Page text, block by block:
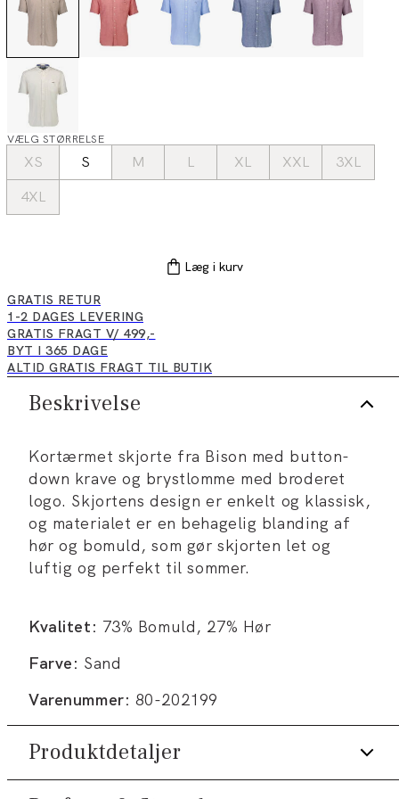
VÆLG STØRRELSE
XS S M L XL XXL
3XL
4XL
Læg i kurv
GRATIS RETUR
1-2 DAGES LEVERING
GRATIS FRAGT V/ 499,-
BYT I 365 DAGE
ALTID GRATIS FRAGT TIL BUTIK
Beskrivelse
Kortærmet skjorte fra Bison med button-
down krave og brystlomme med broderet
logo. Skjortens design er enkelt og klassisk,
og materialet er en behagelig blanding af
hør og bomuld, som gør skjorten let og
luftig og perfekt til sommer.
Kvalitet: 73% Bomuld, 27% Hør
Farve: Sand
Varenummer: 80-202199
Produktdetaljer